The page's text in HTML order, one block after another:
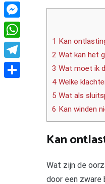
1 Kan
2 Wat kan het
3 Wat moet ik
4 Welke
5 Wat als
6 Kan winden
Kan
Wat zijn de
door een zware
Skype
Messenger
WhatsApp
Telegram